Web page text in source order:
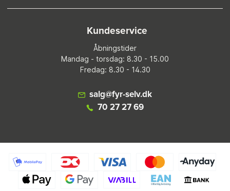
Kundeservice
Åbningstider
Mandag - torsdag: 8.30 - 15.00
Fredag: 8.30 - 14.30
salg@fyr-selv.dk
70 27 27 69